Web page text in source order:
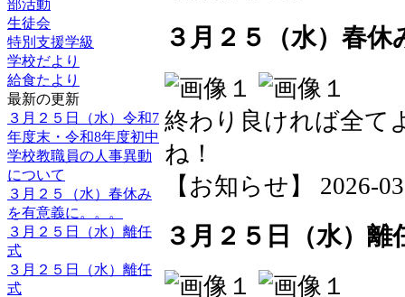
部活動
生徒会
特別支援学級
学校だより
給食たより
最新の更新
３月２５日（水）令和7
年度末・令和8年度初中
学校教職員の人事異動
について
３月２５（水）春休み
を有意義に。。。
３月２５日（水）離任
式
３月２５日（水）離任
式
３月２５（水）春
終わり良ければ全て
ね！
【お知らせ】 2026-
３月２５日（水）離